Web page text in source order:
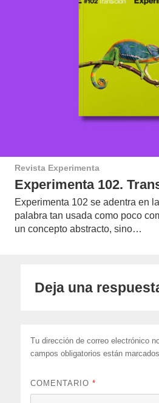
Revista Experimenta
Experimenta 102.
Experimenta 102 se adentra en
palabra tan usada como poco
un concepto abstracto, sino…
Deja una
Tu dirección de correo electrónico
campos obligatorios están
COMENTARIO*